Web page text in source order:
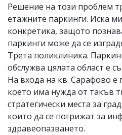
Решение на този проблем
етажните паркинги. Иска
конкретика, защото
паркинги може да се
Трета поликлиника.
обслужва цялата област е
На входа на кв. Сарафово е
което има нужда от такъв
стратегически места за
които да се погрижат за
здравеопазването.